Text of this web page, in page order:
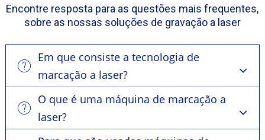
Encontre resposta para as questões mais frequentes,
sobre as nossas soluções de gravação a laser
Em que consiste a tecnologia de
marcação a laser?
O que é uma máquina de marcação a
laser?